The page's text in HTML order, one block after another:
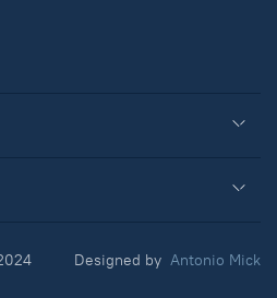
Designed by Antonio Mick